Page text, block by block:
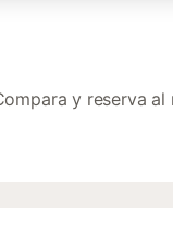
y reserva